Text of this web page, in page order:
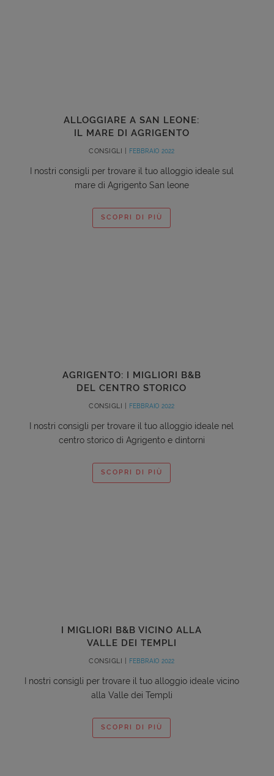
ALLOGGIARE A SAN LEONE:
IL MARE DI AGRIGENTO
CONSIGLI | FEBBRAIO 2022
I nostri consigli per trovare il tuo alloggio ideale sul
mare di Agrigento San leone
SCOPRI DI PIÙ
AGRIGENTO: I MIGLIORI B&B
DEL CENTRO STORICO
CONSIGLI | FEBBRAIO 2022
I nostri consigli per trovare il tuo alloggio ideale nel
centro storico di Agrigento e dintorni
SCOPRI DI PIÙ
I MIGLIORI B&B VICINO ALLA
VALLE DEI TEMPLI
CONSIGLI | FEBBRAIO 2022
I nostri consigli per trovare il tuo alloggio ideale vicino
alla Valle dei Templi
SCOPRI DI PIÙ